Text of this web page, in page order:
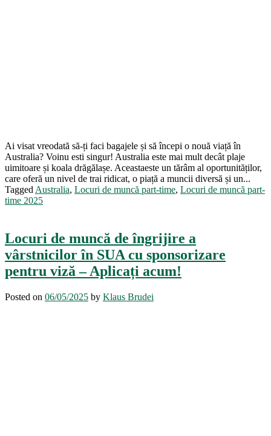
Ai visat vreodată să-ți faci bagajele și să începi o nouă viață în
Australia? Voinu esti singur! Australia este mai mult decât plaje
uimitoare și koala drăgălașe. Aceastaeste un tărâm al oportunităților,
care oferă un nivel de trai ridicat, o piață a muncii diversă și un...
Tagged Australia, Locuri de muncă part-time, Locuri de muncă part-
time 2025
Locuri de muncă de îngrijire a
vârstnicilor în SUA cu sponsorizare
pentru viză – Aplicați acum!
Posted on 06/05/2025 by Klaus Brudei